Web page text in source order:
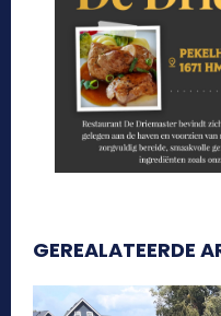
GEREALATEERDE